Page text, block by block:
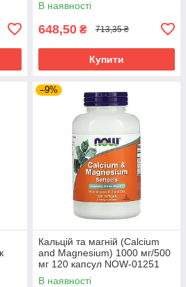
В наявності
648,50 ₴ 713,35 ₴
Купити
–9%
Кальцій та магній (Calcium
and Magnesium) 1000 мг/500
мг 120 капсул NOW-01251
В наявності